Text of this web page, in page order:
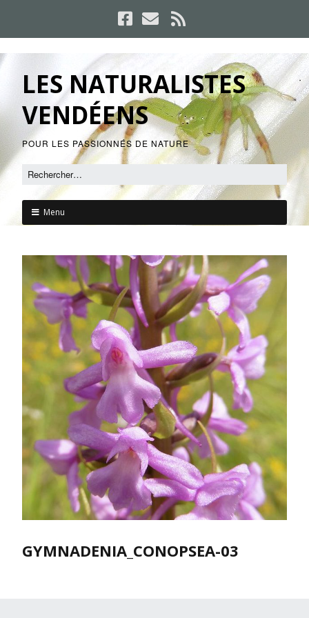
LES NATURALISTES
VENDÉENS
POUR LES PASSIONNÉS DE NATURE
Menu
GYMNADENIA_CONOPSEA-03